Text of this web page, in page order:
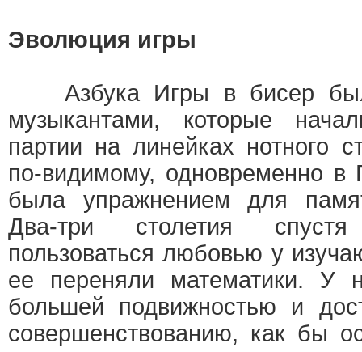
Эволюция игры
Азбука Игры в бисер
музыкантами, которые
партии на линейках нотного
по-видимому, одновременно в
была упражнением для
Два-три столетия
пользоваться любовью у
ее переняли математики. У
большей подвижностью и
совершенствованию, как бы